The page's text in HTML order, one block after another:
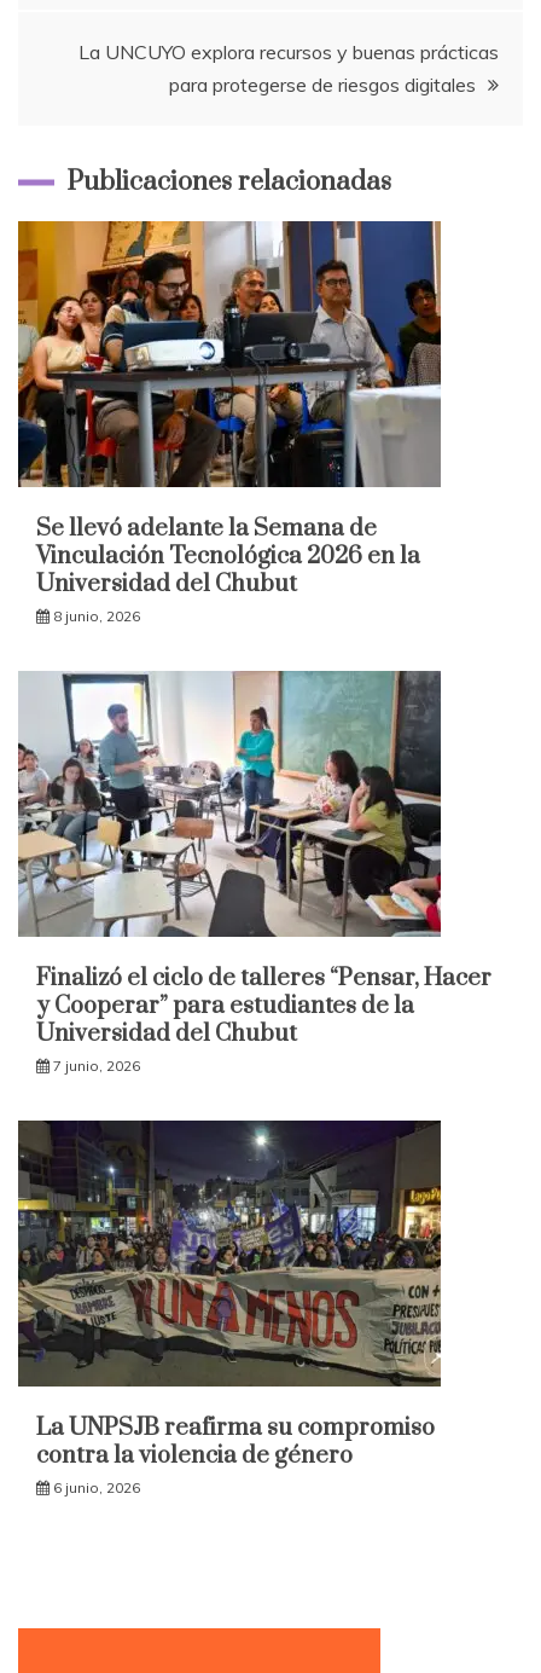
entradas
La UNCUYO explora recursos y buenas prácticas
para protegerse de riesgos digitales
Publicaciones relacionadas
Se llevó adelante la Semana de
Vinculación Tecnológica 2026 en la
Universidad del Chubut
8 junio, 2026
Finalizó el ciclo de talleres “Pensar, Hacer
y Cooperar” para estudiantes de la
Universidad del Chubut
7 junio, 2026
La UNPSJB reafirma su compromiso
contra la violencia de género
6 junio, 2026